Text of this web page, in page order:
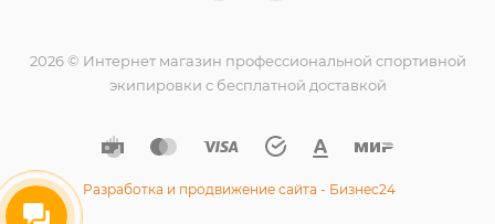
2026 © Интернет магазин профессиональной спортивной
экипировки с бесплатной доставкой
Разработка и продвижение сайта - Бизнес24